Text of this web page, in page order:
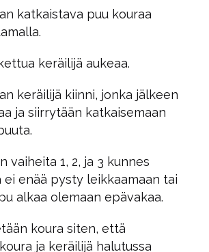
katkaistava puu kouraa
keräilijä aukeaa.
keräilijä kiinni, jonka jälkeen
ja siirrytään katkaisemaan
vaiheita 1, 2, ja 3 kunnes
ei enää pysty leikkaamaan tai
alkaa olemaan epävakaa.
koura siten, että
ja keräilijä halutussa